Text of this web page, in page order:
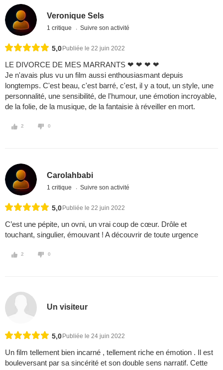
Veronique Sels
1 critique Suivre son activité
5,0 Publiée le 22 juin 2022
LE DIVORCE DE MES MARRANTS ❤ ❤ ❤ ❤
Je n'avais plus vu un film aussi enthousiasmant depuis
longtemps. C'est beau, c'est barré, c'est, il y a tout, un style, une
personnalité, une sensibilité, de l'humour, une émotion incroyable,
de la folie, de la musique, de la fantaisie à réveiller en mort.
2 0
Carolahbabi
1 critique Suivre son activité
5,0 Publiée le 22 juin 2022
C’est une pépite, un ovni, un vrai coup de cœur. Drôle et
touchant, singulier, émouvant ! A découvrir de toute urgence
2 0
Un visiteur
5,0 Publiée le 24 juin 2022
Un film tellement bien incarné , tellement riche en émotion . Il est
bouleversant par sa sincérité et son double sens narratif. Cette